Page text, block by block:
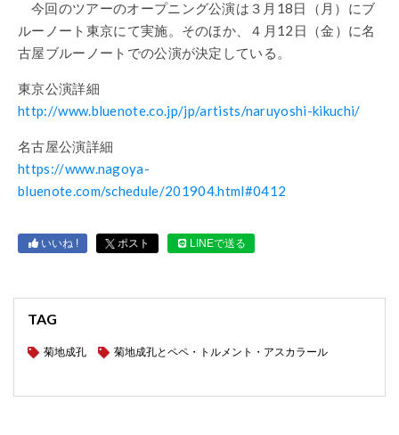
今回のツアーのオープニング公演は３月 18日（月）にブ
ルーノート東京にて実施。そのほか、４月 12 日（金）に名
古屋ブルーノートでの公演が決定している。
東京公演詳細
http://www.bluenote.co.jp/jp/artists/naruyoshi-kikuchi/
名古屋公演詳細
https://www.nagoya-
bluenote.com/schedule/201904.html#0412
いいね ! ポスト LINEで送る
TAG
菊地成孔 菊地成孔とペペ・トルメント・アスカラール